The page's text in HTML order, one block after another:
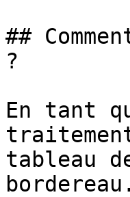
##
?
En tant
tableau